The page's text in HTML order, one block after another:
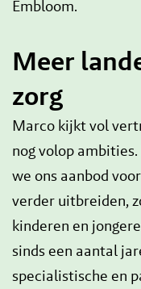
Embloom.
Meer
zorg
Marco kijkt vol
nog volop
we ons aanbod
verder uitbreiden,
kinderen en
sinds een aantal
specialistische en